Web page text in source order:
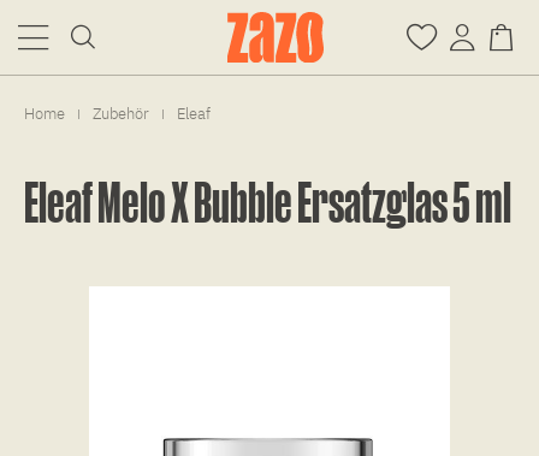
Home | Zubehör | Eleaf
Eleaf Melo X Bubble Ersatzglas 5 ml